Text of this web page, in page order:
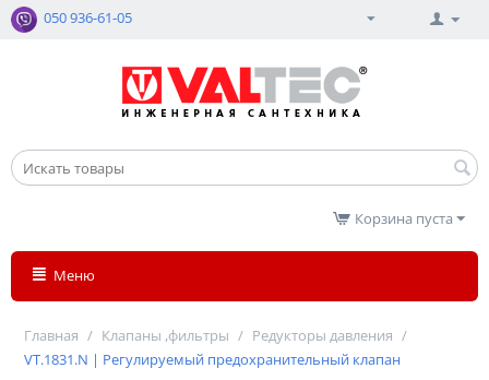
050 936-61-05
Корзина пуста
Меню
Главная / Клапаны ,фильтры / Редукторы давления /
VT.1831.N | Регулируемый предохранительный клапан